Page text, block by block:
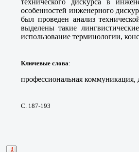
технического дискурса в
особенностей инженерного
был проведен анализ
выделены такие
использование терминологии,
Ключевые слова:
профессиональная
С. 187-193